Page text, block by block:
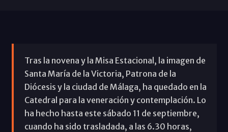
Tras la novena y la Misa Estacional, la imagen de
Santa María de la Victoria, Patrona de la
Diócesis y la ciudad de Málaga, ha quedado en la
Catedral para la veneración y contemplación. Lo
ha hecho hasta este sábado 11 de septiembre,
cuando ha sido trasladada, a las 6.30 horas,